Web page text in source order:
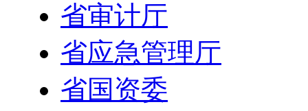
省审计厅
省应急管理厅
省国资委